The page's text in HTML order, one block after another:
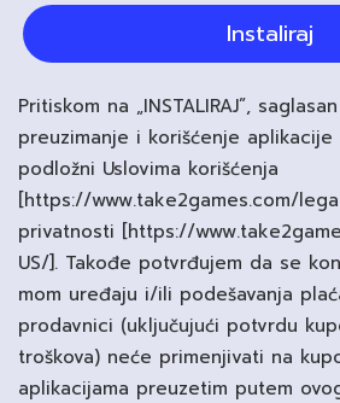
Instaliraj
Pritiskom na „INSTALIRAJ”,
preuzimanje i korišćenje aplikacije
podložni Uslovima korišćenja
[https://www.take2games.com/
privatnosti [https://
US/]. Takođe potvrđujem da se
mom uređaju i/ili podešavanja
prodavnici (uključujući potvrdu
troškova) neće primenjivati na
aplikacijama preuzetim putem